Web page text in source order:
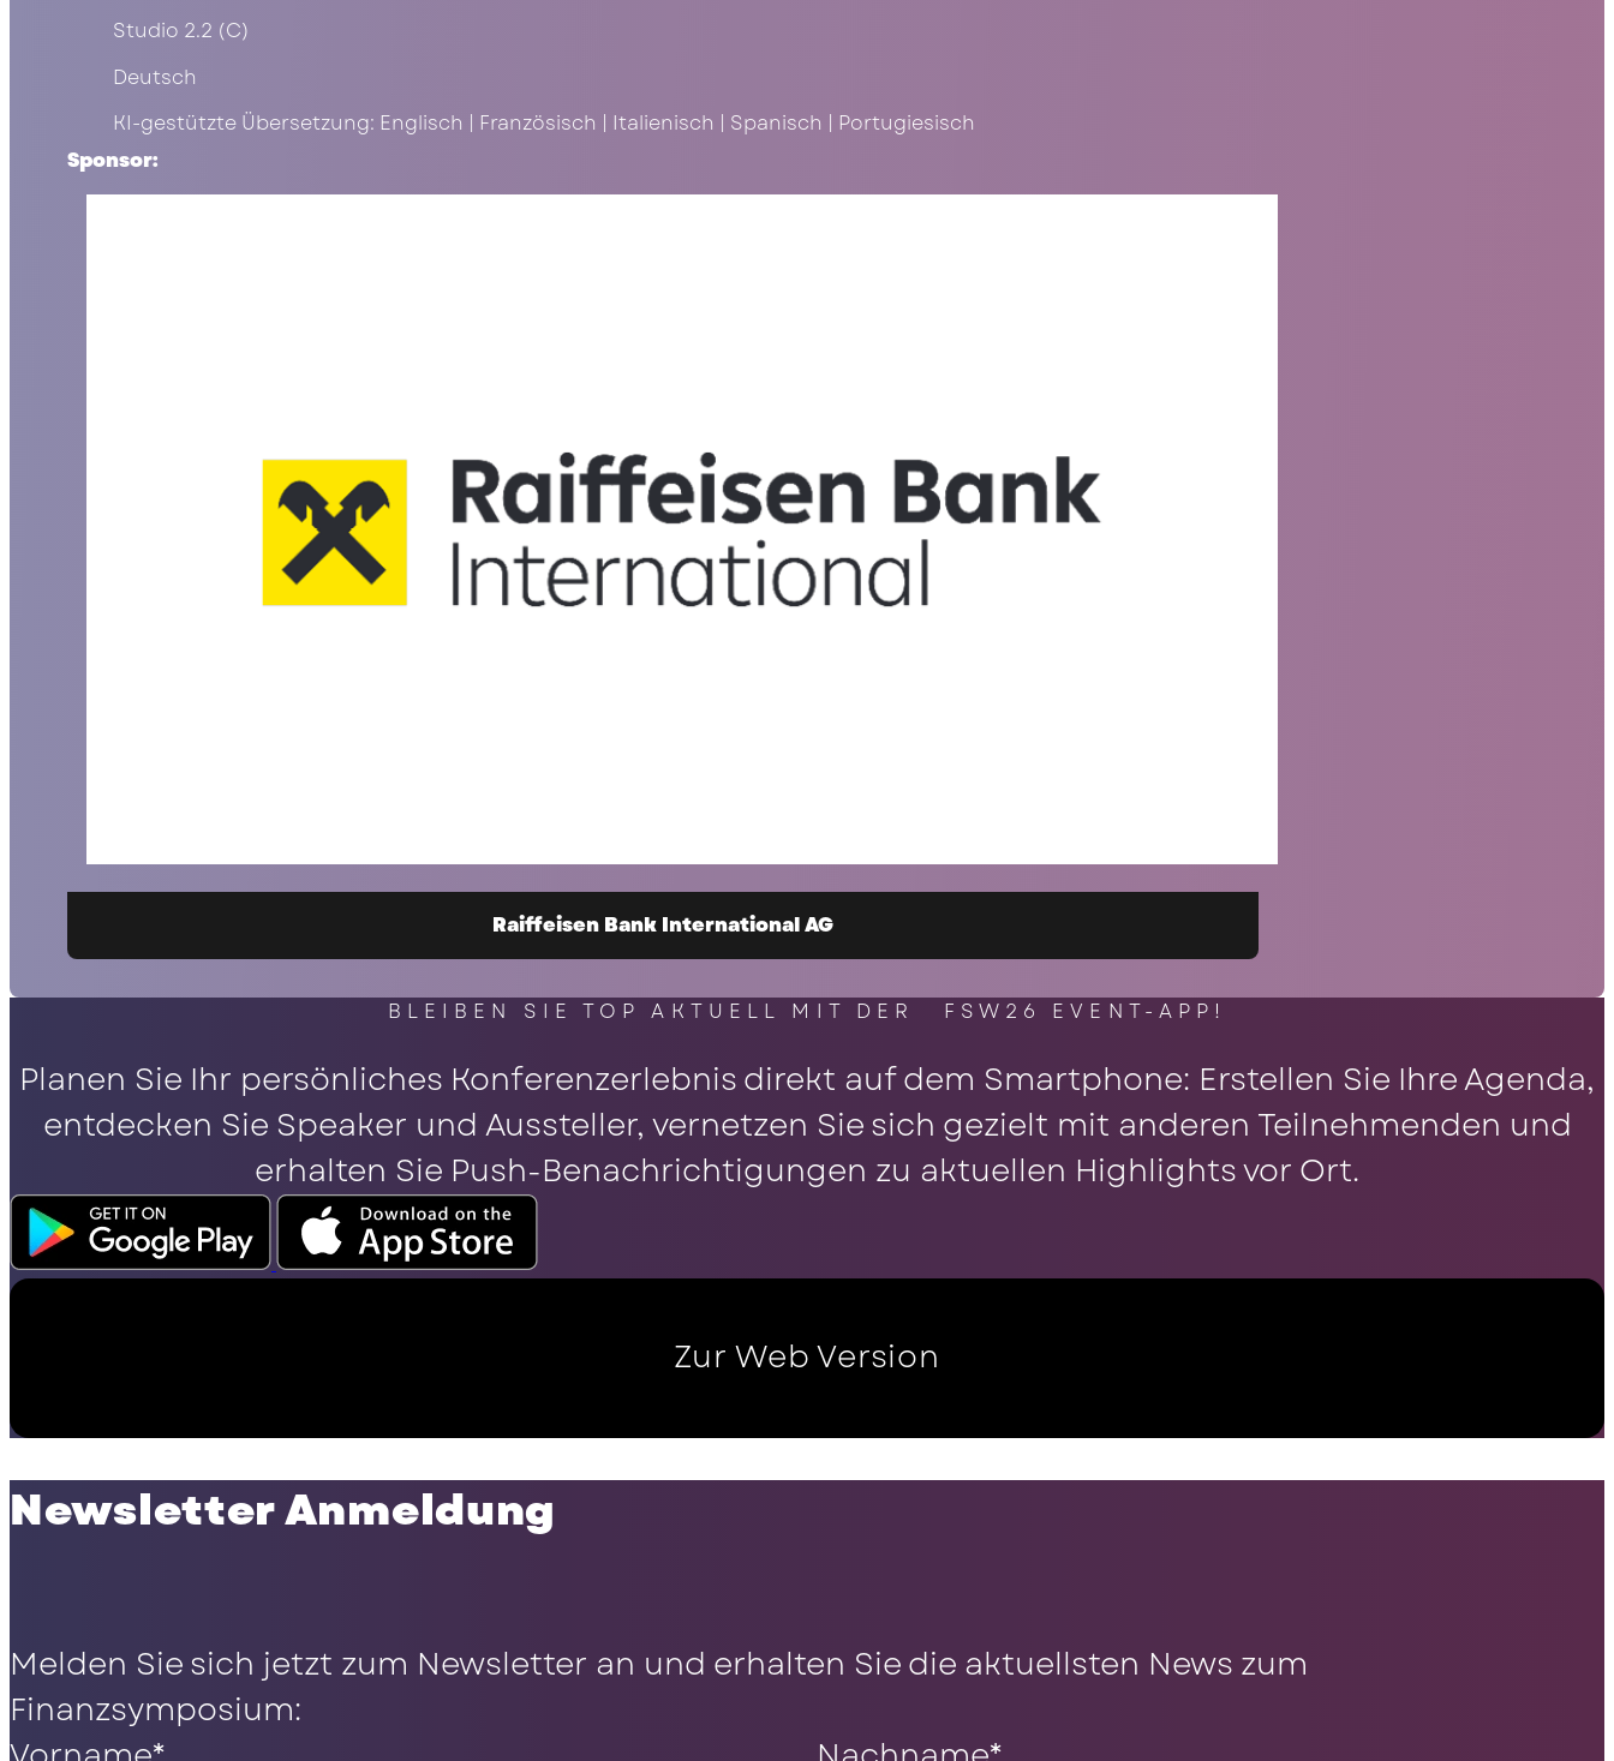
Studio 2.2 (C)
Deutsch
KI-gestützte Übersetzung: Englisch | Französisch | Italienisch | Spanisch | Portugiesisch
Sponsor:
Raiffeisen Bank International AG
BLEIBEN SIE TOP AKTUELL MIT DER FSW26 EVENT-APP!
Planen Sie Ihr persönliches Konferenzerlebnis direkt auf dem Smartphone: Erstellen Sie Ihre Agenda,
entdecken Sie Speaker und Aussteller, vernetzen Sie sich gezielt mit anderen Teilnehmenden und
erhalten Sie Push-Benachrichtigungen zu aktuellen Highlights vor Ort.
Zur Web Version
Newsletter Anmeldung
Melden Sie sich jetzt zum Newsletter an und erhalten Sie die aktuellsten News zum
Finanzsymposium: